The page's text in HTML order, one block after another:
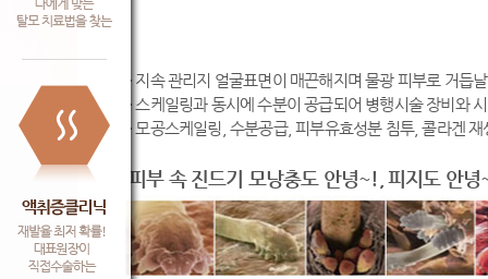
· 지속 관리지 얼굴표면이 매끈해지며 물광 피부로 거듭
· 스케일링과 동시에 수분이 공급되어 병행시술 장비와
· 모공스케일링, 수분공급, 피부유효성분 침투, 콜라겐
피부 속 진드기 모낭충도 안녕~!, 피지도 안